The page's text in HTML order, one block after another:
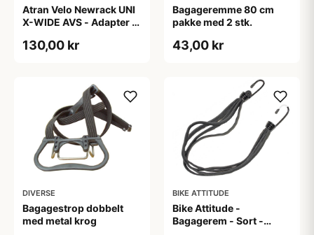
Atran Velo Newrack UNI
X-WIDE AVS - Adapter til
mm - Sort
130,00 kr
Bagageremme 80 cm
pakke med 2 stk.
43,00 kr
DIVERSE
Bagagestrop dobbelt
med metal krog
BIKE ATTITUDE
Bike Attitude -
Bagagerem - Sort -